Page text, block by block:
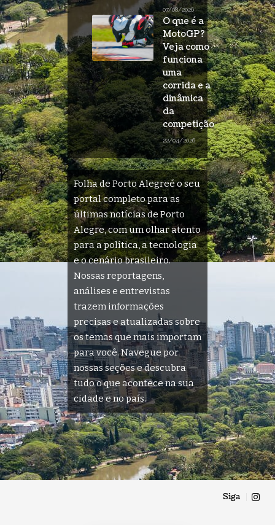
07/08/2026
O que é a
MotoGP?
Veja como
funciona
uma
corrida e a
dinâmica
da
competição
22/04/2026
Folha de Porto Alegreé o seu
portal completo para as
últimas notícias de Porto
Alegre, com um olhar atento
para a política, a tecnologia
e o cenário brasileiro.
Nossas reportagens,
análises e entrevistas
trazem informações
precisas e atualizadas sobre
os temas que mais importam
para você. Navegue por
nossas seções e descubra
tudo o que acontece na sua
cidade e no país.
Siga